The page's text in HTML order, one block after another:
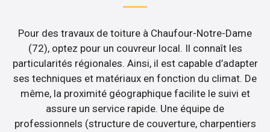
Pour des travaux de toiture à Chaufour-Notre-Dame
(72), optez pour un couvreur local. Il connaît les
particularités régionales. Ainsi, il est capable d’adapter
ses techniques et matériaux en fonction du climat. De
même, la proximité géographique facilite le suivi et
assure un service rapide. Une équipe de
professionnels (structure de couverture, charpentiers